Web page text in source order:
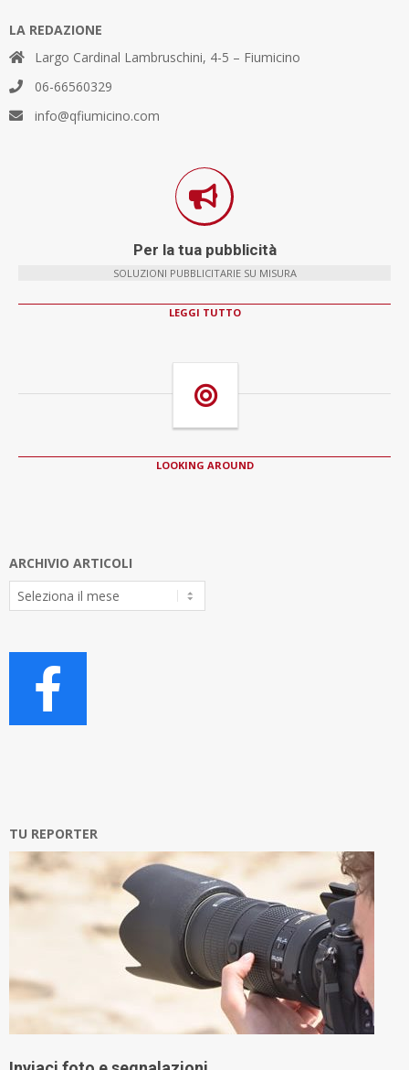
LA REDAZIONE
Largo Cardinal Lambruschini, 4-5 – Fiumicino
06-66560329
info@qfiumicino.com
Per la tua pubblicità
SOLUZIONI PUBBLICITARIE SU MISURA
LEGGI TUTTO
LOOKING AROUND
ARCHIVIO ARTICOLI
Archivio
Articoli
TU REPORTER